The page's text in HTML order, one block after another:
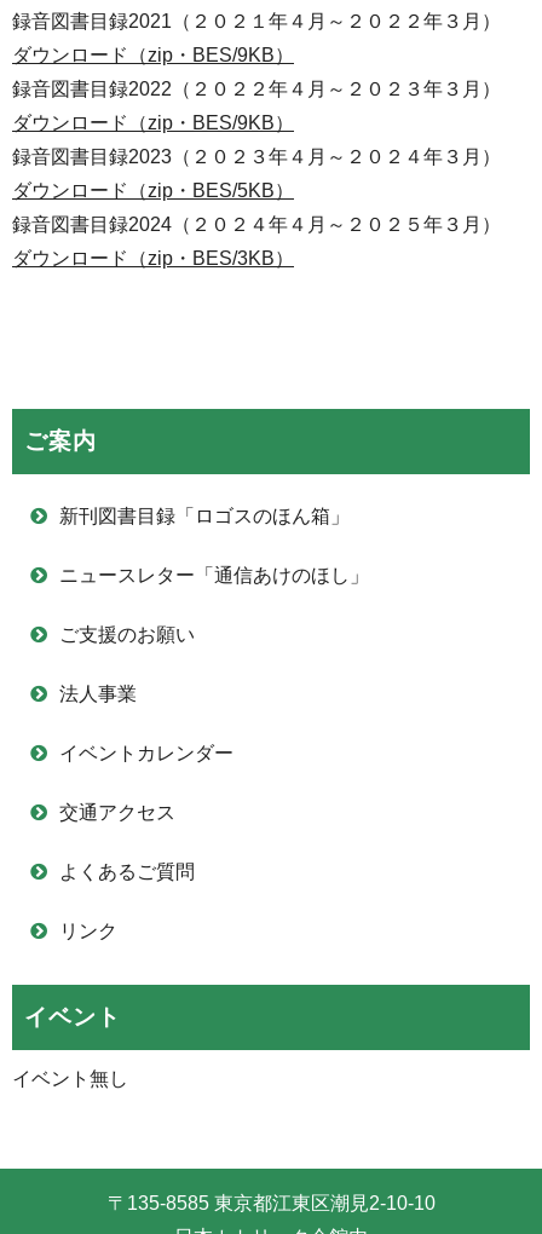
録音図書目録2021（２０２１年４月～２０２２年３月）
ダウンロード（zip・BES/9KB）
録音図書目録2022（２０２２年４月～２０２３年３月）
ダウンロード（zip・BES/9KB）
録音図書目録2023（２０２３年４月～２０２４年３月）
ダウンロード（zip・BES/5KB）
録音図書目録2024（２０２４年４月～２０２５年３月）
ダウンロード（zip・BES/3KB）
ご案内
新刊図書目録「ロゴスのほん箱」
ニュースレター「通信あけのほし」
ご支援のお願い
法人事業
イベントカレンダー
交通アクセス
よくあるご質問
リンク
イベント
イベント無し
〒135-8585 東京都江東区潮見2-10-10